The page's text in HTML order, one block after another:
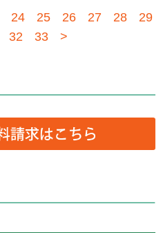
24 25 26 27 28
29
32 33 >